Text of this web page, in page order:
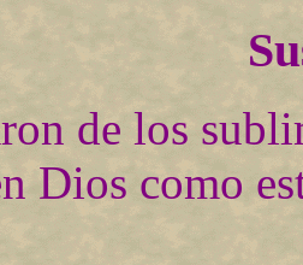
de los
Dios como